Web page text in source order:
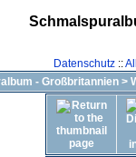
Datenschutz::
- Großbritannien >